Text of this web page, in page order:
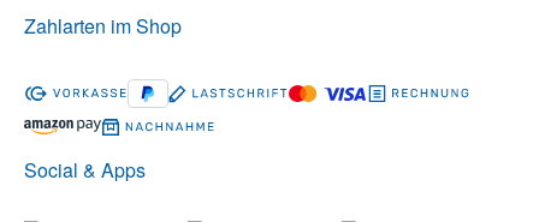
Social & Apps
Zahlarten im Shop